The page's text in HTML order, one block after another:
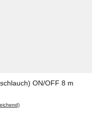
ON/OFF 8 m